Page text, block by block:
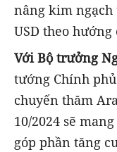
nâng kim
USD theo
Với Bộ trưởng
tướng Chính
chuyến thăm
10/2024 sẽ
góp phần tăng